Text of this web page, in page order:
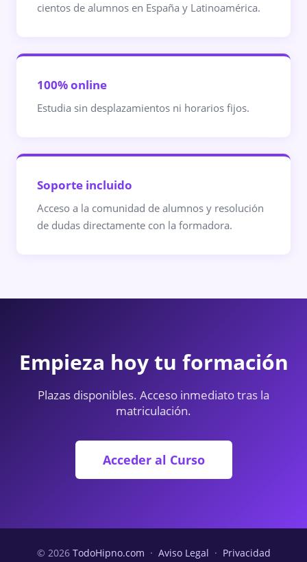
cientos de alumnos en España y Latinoamérica.
100% online
Estudia sin desplazamientos ni horarios fijos.
Soporte incluido
Acceso a la comunidad de alumnos y resolución
de dudas directamente con la formadora.
Empieza hoy tu formación
Plazas disponibles. Acceso inmediato tras la
matriculación.
Acceder al Curso
© 2026 TodoHipno.com · Aviso Legal · Privacidad